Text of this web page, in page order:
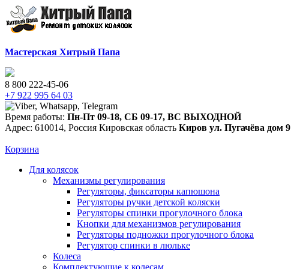
Мастерская Хитрый Папа
8 800 222-45-06
+7 922 995 64 03
Время работы: Пн-Пт 09-18, СБ 09-17, ВС ВЫХОДНОЙ
Адрес: 610014, Россия Кировская область Киров ул. Пугачёва дом 9
Корзина
Для колясок
Механизмы регулирования
Регуляторы, фиксаторы капюшона
Регуляторы ручки детской коляски
Регуляторы спинки прогулочного блока
Кнопки для механизмов регулирования
Регуляторы подножки прогулочного блока
Регулятор спинки в люльке
Колеса
Комплектующие к колесам